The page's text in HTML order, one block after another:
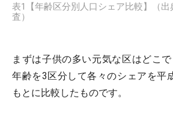
表1【年齢区分別人口シェア比較】（出
査）
まずは子供の多い元気な区はどこで
年齢を3区分して各々のシェアを平
もとに比較したものです。